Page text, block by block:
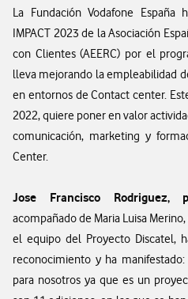
La Fundación Vodafone
IMPACT 2023 de la Asociación
con Clientes (AEERC) por el
lleva mejorando la empleabilidad
en entornos de Contact center.
2022, quiere poner en valor
comunicación, marketing y
Center.
Jose Francisco Rodriguez,
acompañado de Maria Luisa
el equipo del Proyecto Discatel,
reconocimiento y ha
para nosotros ya que es un